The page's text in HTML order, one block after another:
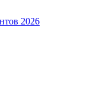
2026